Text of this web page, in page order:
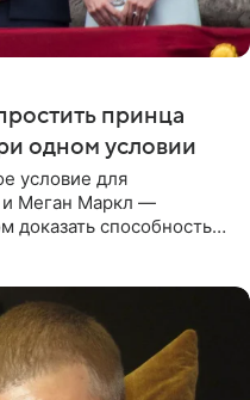
принца
одном условии
условие для
и Меган Маркл —
доказать способность